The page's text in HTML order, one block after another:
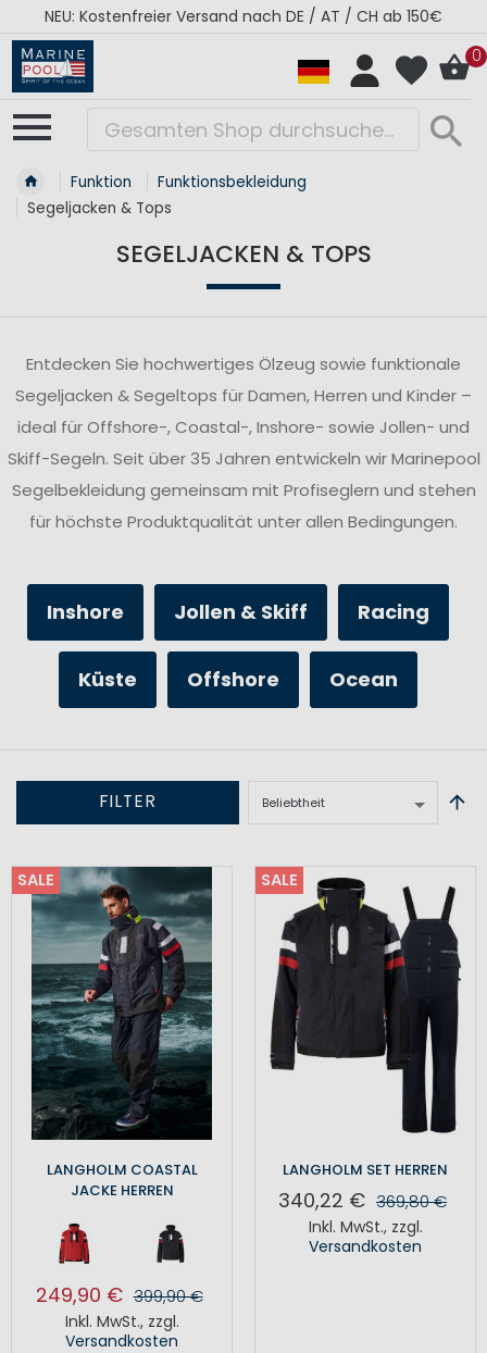
RÉGATES ROYALES Kollektion - Super Sale
0
Funktion
Funktionsbekleidung
Segeljacken & Tops
SEGELJACKEN & TOPS
Entdecken Sie hochwertiges Ölzeug sowie funktionale
Segeljacken & Segeltops für Damen, Herren und Kinder –
ideal für Offshore-, Coastal-, Inshore- sowie Jollen- und
Skiff-Segeln. Seit über 35 Jahren entwickeln wir Marinepool
Segelbekleidung gemeinsam mit Profiseglern und stehen
für höchste Produktqualität unter allen Bedingungen.
Inshore Jollen & Skiff Racing
Küste Offshore Ocean
FILTER
SALE
LANGHOLM COASTAL
JACKE HERREN
249,90 € 399,90 €
Inkl. MwSt., zzgl.
Versandkosten
SALE
LANGHOLM SET HERREN
340,22 € 369,80 €
Inkl. MwSt., zzgl.
Versandkosten